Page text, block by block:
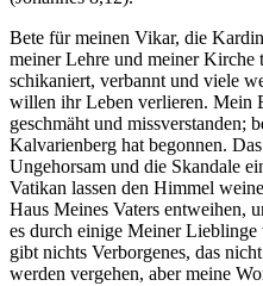
Bete für meinen Vikar, die
meiner Lehre und meiner Kirche
schikaniert, verbannt und viele
willen ihr Leben verlieren. Mein
geschmäht und missverstanden;
Kalvarienberg hat begonnen.
Ungehorsam und die Skandale
Vatikan lassen den Himmel
Haus Meines Vaters entweihen,
es durch einige Meiner
gibt nichts Verborgenes, das
werden vergehen, aber meine